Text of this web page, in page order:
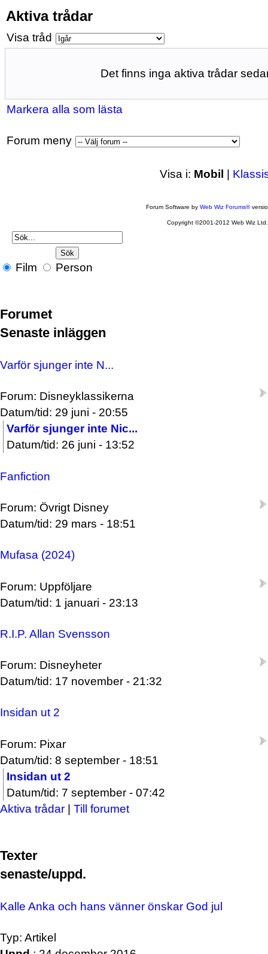
Aktiva trådar
Visa tråd
Det finns inga aktiva trådar
Markera alla som lästa
Forum meny
Visa i: Mobil |
Forum Software byWeb Wiz Forums®
Copyright ©2001-2012 Web Wiz Ltd.
Film Person
Forumet
Senaste inläggen
Varför sjunger inte N...
Forum: Disneyklassikerna
Datum/tid: 29 juni - 20:55
Varför sjunger inte Nic...
Datum/tid: 26 juni - 13:52
Fanfiction
Forum: Övrigt Disney
Datum/tid: 29 mars - 18:51
Mufasa (2024)
Forum: Uppföljare
Datum/tid: 1 januari - 23:13
R.I.P. Allan Svensson
Forum: Disneyheter
Datum/tid: 17 november - 21:32
Insidan ut 2
Forum: Pixar
Datum/tid: 8 september - 18:51
Insidan ut 2
Datum/tid: 7 september - 07:42
Aktiva trådar | Till forumet
Texter
senaste/uppd.
Kalle Anka och hans vänner önskar God jul
Typ: Artikel